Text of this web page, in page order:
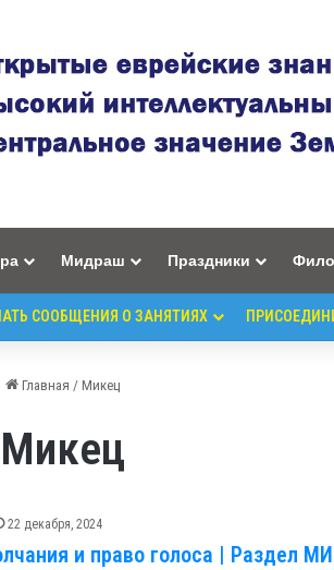
Мидраш Праздники
СООБЩЕНИЯ О ЗАНЯТИЯХ
Главная / Микец
Микец
22 декабря, 2024
и право голоса | Раздел